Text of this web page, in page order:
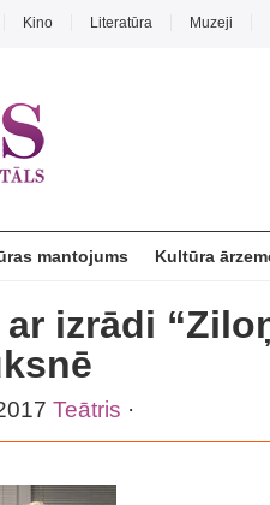
Kino Literatūra Muzeji
mantojums Kultūra
izrādi
Teātris ·